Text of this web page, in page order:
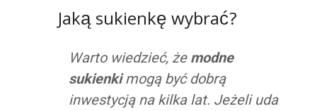
Jaką sukienkę wybrać?
Warto wiedzieć, że modne
sukienkimogą być dobrą
inwestycją na kilka lat. Jeżeli uda